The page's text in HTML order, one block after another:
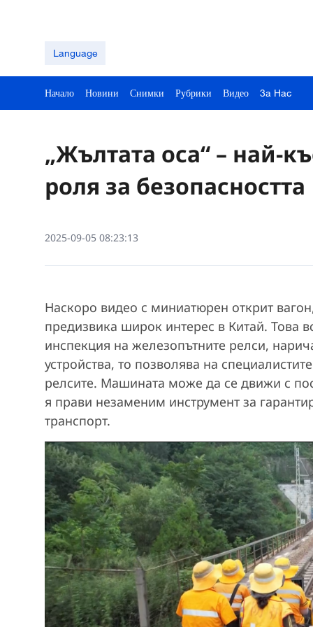
Language
Начало Новини Снимки Рубрики Видео 3a Hac
„Жълтата оса“ – най-
роля за безопасността
2025-09-05 08:23:13
Наскоро видео с миниатюрен открит
предизвика широк интерес в Китай. Това
инспекция на железопътните релси,
устройства, то позволява на
релсите. Машината може да се движи с
я прави незаменим инструмент за
транспорт.